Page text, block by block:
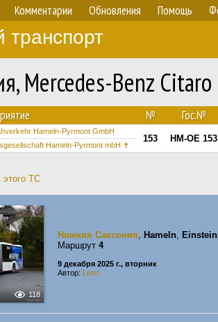
Комментарии Обновления Помощь
транспорт
Mercedes-Benz
№ Гос.№
Hameln-Pyrmont GmbH
153 HM-OE 153
Hameln-Pyrmont mbH ✝
ТС
118
Нижняя Саксония, Hameln,
Маршрут 4
9 декабря 2025 г., вторник
Автор: Lenn